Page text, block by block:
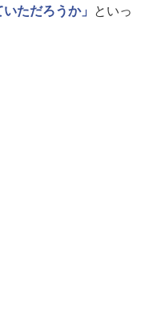
ただろうか」
といっ